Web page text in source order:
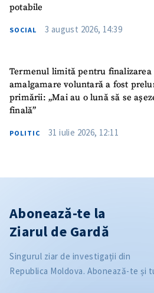
potabile
SOCIAL 3 august 2026, 14:39
Termenul limită pentru finalizarea
amalgamare voluntară a fost
primării: „Mai au o lună să se
finală”
POLITIC 31 iulie 2026, 12:11
Abonează-te la
Ziarul de Gardă
Singurul ziar de investigații din
Republica Moldova. Abonează-te și